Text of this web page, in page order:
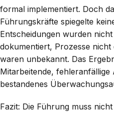
formal implementiert. Doch
Führungskräfte spiegelte
Entscheidungen wurden
dokumentiert, Prozesse nicht
waren unbekannt. Das
Mitarbeitende,
bestandenes
Fazit: Die Führung muss